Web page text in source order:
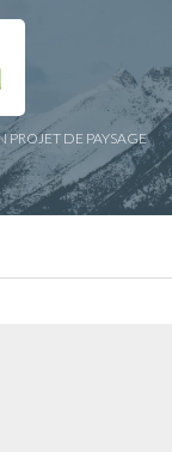
PROJET DE PAYSAGE